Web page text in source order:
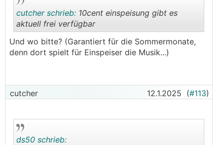
der Mehrfachteilnahme, die in der Regel die
Gesamtutilization jedes einzelnen Teilnehmers
reduziert. Kaskadierende Mehrfachteilnahme
kommt hoffentlich bald, dann macht dieses
Modell Sinn.
..
cutcher schrieb: 10cent einspeisung gibt es
aktuell frei verfügbar
Und wo bitte? (Garantiert für die Sommermonate,
denn dort spielt für Einspeiser die Musik...)
cutcher 12.1.2025 (#113)
ds50 schrieb: